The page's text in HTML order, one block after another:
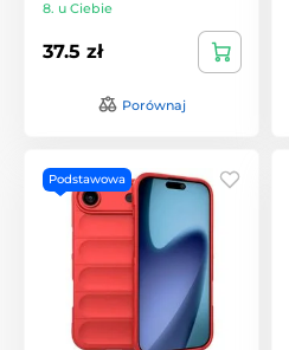
8. u Ciebie
37.5 zł
Porównaj
Podstawowa